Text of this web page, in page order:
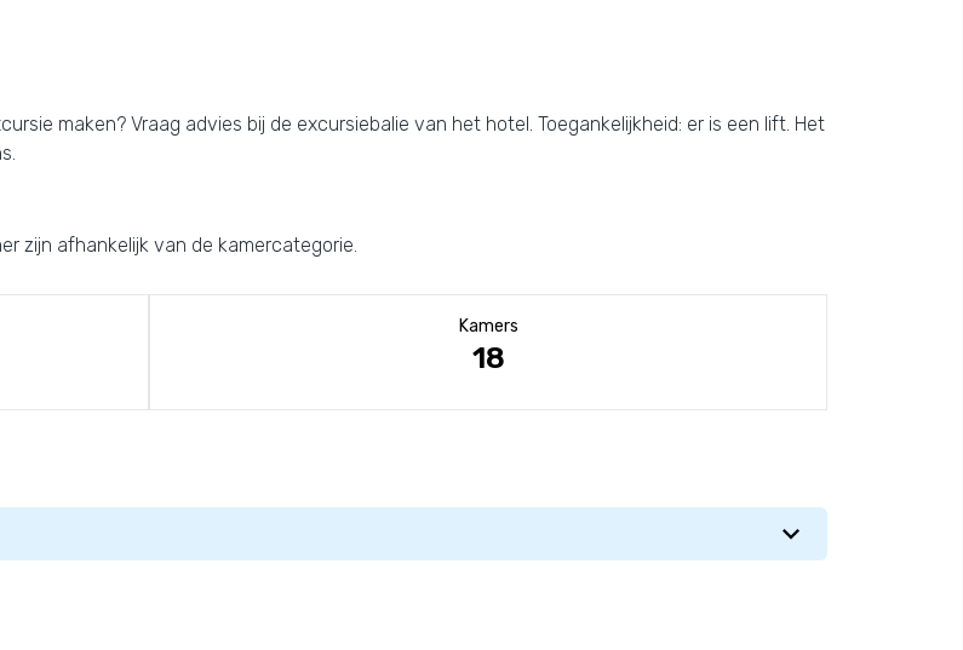
maken? Vraag advies bij de excursiebalie van het hotel. Toegankelijkheid: er is een lift. Het
zijn afhankelijk van de kamercategorie.
Kamers
18